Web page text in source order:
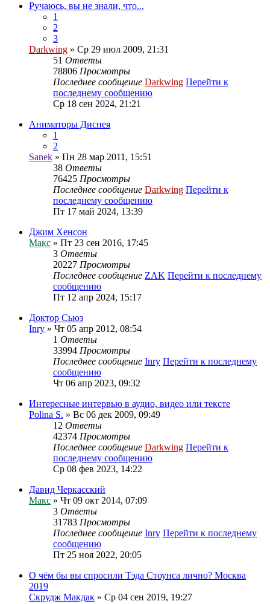
Ручаюсь, вы не знали, что...
1
2
3
Darkwing » Ср 29 июл 2009, 21:31
51 Ответы
78806 Просмотры
Последнее сообщение Darkwing Перейти к
последнему сообщению
Ср 18 сен 2024, 21:21
Аниматоры Диснея
1
2
Sanek » Пн 28 мар 2011, 15:51
38 Ответы
76425 Просмотры
Последнее сообщение Darkwing Перейти к
последнему сообщению
Пт 17 май 2024, 13:39
Джим Хенсон
Макс » Пт 23 сен 2016, 17:45
3 Ответы
20227 Просмотры
Последнее сообщение ZAK Перейти к последнему
сообщению
Пт 12 апр 2024, 15:17
Доктор Сьюз
Inry » Чт 05 апр 2012, 08:54
1 Ответы
33994 Просмотры
Последнее сообщение Inry Перейти к последнему
сообщению
Чт 06 апр 2023, 09:32
Интересные интервью в аудио, видео или тексте
Polina S. » Вс 06 дек 2009, 09:49
12 Ответы
42374 Просмотры
Последнее сообщение Darkwing Перейти к
последнему сообщению
Ср 08 фев 2023, 14:22
Давид Черкасский
Макс » Чт 09 окт 2014, 07:09
3 Ответы
31783 Просмотры
Последнее сообщение Inry Перейти к последнему
сообщению
Пт 25 ноя 2022, 20:05
О чём бы вы спросили Тэда Стоунса лично? Москва
2019
Скрудж Макдак » Ср 04 сен 2019, 19:27